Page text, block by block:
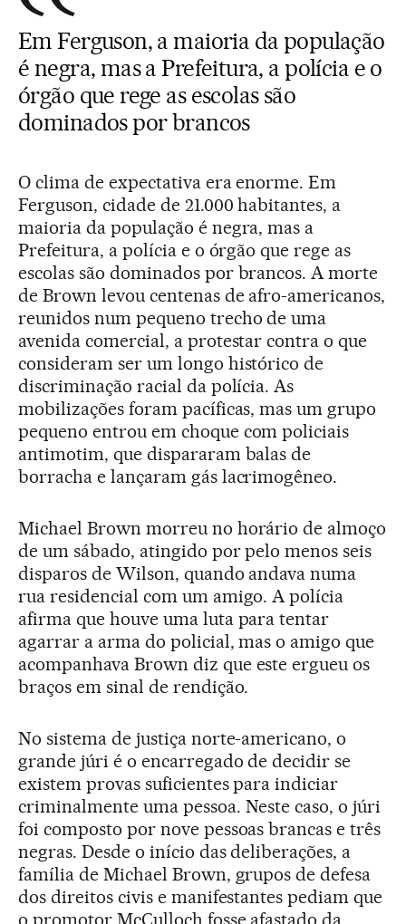
Em Ferguson, a maioria da população
é negra, mas a Prefeitura, a polícia e o
órgão que rege as escolas são
dominados por brancos
O clima de expectativa era enorme. Em
Ferguson, cidade de 21.000 habitantes, a
maioria da população é negra, mas a
Prefeitura, a polícia e o órgão que rege as
escolas são dominados por brancos. A morte
de Brown levou centenas de afro-americanos,
reunidos num pequeno trecho de uma
avenida comercial, a protestar contra o que
consideram ser um longo histórico de
discriminação racial da polícia. As
mobilizações foram pacíficas, mas um grupo
pequeno entrou em choque com policiais
antimotim, que dispararam balas de
borracha e lançaram gás lacrimogêneo.
Michael Brown morreu no horário de almoço
de um sábado, atingido por pelo menos seis
disparos de Wilson, quando andava numa
rua residencial com um amigo. A polícia
afirma que houve uma luta para tentar
agarrar a arma do policial, mas o amigo que
acompanhava Brown diz que este ergueu os
braços em sinal de rendição.
No sistema de justiça norte-americano, o
grande júri é o encarregado de decidir se
existem provas suficientes para indiciar
criminalmente uma pessoa. Neste caso, o júri
foi composto por nove pessoas brancas e três
negras. Desde o início das deliberações, a
família de Michael Brown, grupos de defesa
dos direitos civis e manifestantes pediam que
o promotor McCulloch fosse afastado da